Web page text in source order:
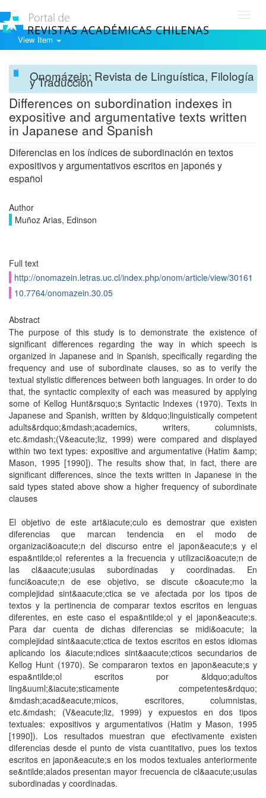
View Item
Onomázein: Revista de Linguística, Filología
y Traducción
Differences on subordination indexes in
expositive and argumentative texts written
in Japanese and Spanish
Diferencias en los índices de subordinación en textos
expositivos y argumentativos escritos en japonés y
español
Author
Muñoz Arias, Edinson
Full text
http://onomazein.letras.uc.cl/index.php/onom/article/view/30161
10.7764/onomazein.30.05
Abstract
The purpose of this study is to demonstrate the existence of
significant differences regarding the way in which speech is
organized in Japanese and in Spanish, specifically regarding the
frequency and use of subordinate clauses, so as to verify the
textual stylistic differences between both languages. In order to do
that, the syntactic complexity of each was measured by applying
some of Kellog Hunt&rsquo;s Syntactic Indexes (1970). Texts in
Japanese and Spanish, written by &ldquo;linguistically competent
adults&rdquo;&mdash;academics, writers, columnists,
etc.&mdash;(V&eacute;liz, 1999) were compared and displayed
within two text types: expositive and argumentative (Hatim &amp;
Mason, 1995 [1990]). The results show that, in fact, there are
significant differences, since the texts written in Japanese in the
said types stated above show a higher frequency of subordinate
clauses
El objetivo de este art&iacute;culo es demostrar que existen
diferencias que marcan tendencia en el modo de
organizaci&oacute;n del discurso entre el japon&eacute;s y el
espa&ntilde;ol referentes a la frecuencia y utilizaci&oacute;n de
las cl&aacute;usulas subordinadas y coordinadas. En
funci&oacute;n de ese objetivo, se discute c&oacute;mo la
complejidad sint&aacute;ctica se ve afectada por los tipos de
textos y la pertinencia de comparar textos escritos en lenguas
diferentes, en este caso el espa&ntilde;ol y el japon&eacute;s.
Para dar cuenta de dichas diferencias se midi&oacute; la
complejidad sint&aacute;ctica de textos escritos en estos idiomas
aplicando los &iacute;ndices sint&aacute;cticos secundarios de
Kellog Hunt (1970). Se compararon textos en japon&eacute;s y
espa&ntilde;ol escritos por &ldquo;adultos
ling&uuml;&iacute;sticamente competentes&rdquo;
&mdash;acad&eacute;micos, escritores, columnistas,
etc.&mdash; (V&eacute;liz, 1999) y expuestos en dos tipos
textuales: expositivos y argumentativos (Hatim y Mason, 1995
[1990]). Los resultados muestran que efectivamente existen
diferencias desde el punto de vista cuantitativo, pues los textos
escritos en japon&eacute;s en los modos textuales anteriormente
se&ntilde;alados presentan mayor frecuencia de cl&aacute;usulas
subordinadas y coordinadas.